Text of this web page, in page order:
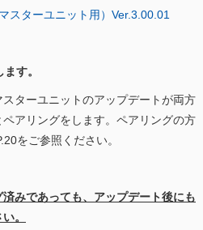
スターユニット用）Ver.3.00.01
す。
ターユニットのアップデートが両方
アリングをします。ペアリングの方
をご参照ください。
みであっても、アップデート後にも
。